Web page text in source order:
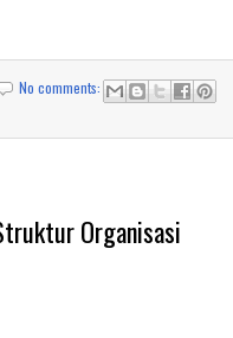
No comments:
Organisasi